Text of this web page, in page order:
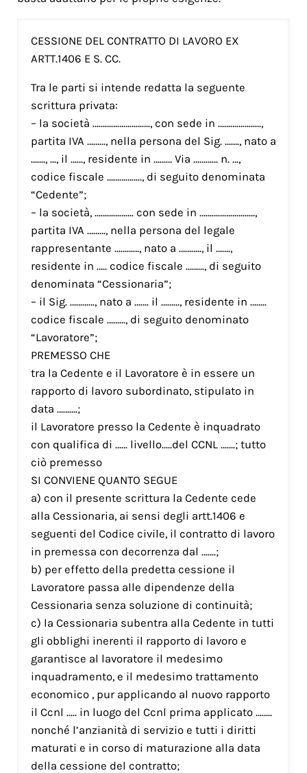
CESSIONE DEL CONTRATTO DI LAVORO EX
ARTT.1406 E S. CC.
Tra le parti si intende redatta la seguente
scrittura privata:
– la società ………………………., con sede in …………………,
partita IVA ………, nella persona del Sig. ……., nato a
……., …, il ……, residente in ……… Via ………… n. …,
codice fiscale …………….., di seguito denominata
“Cedente”;
– la società, ………………. con sede in ………………………,
partita IVA ………, nella persona del legale
rappresentante …………, nato a ……….., il …….,
residente in ….. codice fiscale ………, di seguito
denominata “Cessionaria”;
– il Sig. …………, nato a ……. il ………, residente in ……..
codice fiscale ………, di seguito denominato
“Lavoratore”;
PREMESSO CHE
tra la Cedente e il Lavoratore è in essere un
rapporto di lavoro subordinato, stipulato in
data ……….;
il Lavoratore presso la Cedente è inquadrato
con qualifica di …… livello…..del CCNL …….; tutto
ciò premesso
SI CONVIENE QUANTO SEGUE
a) con il presente scrittura la Cedente cede
alla Cessionaria, ai sensi degli artt.1406 e
seguenti del Codice civile, il contratto di lavoro
in premessa con decorrenza dal …….;
b) per effetto della predetta cessione il
Lavoratore passa alle dipendenze della
Cessionaria senza soluzione di continuità;
c) la Cessionaria subentra alla Cedente in tutti
gli obblighi inerenti il rapporto di lavoro e
garantisce al lavoratore il medesimo
inquadramento, e il medesimo trattamento
economico , pur applicando al nuovo rapporto
il Ccnl ….. in luogo del Ccnl prima applicato ……..
nonché l’anzianità di servizio e tutti i diritti
maturati e in corso di maturazione alla data
della cessione del contratto;